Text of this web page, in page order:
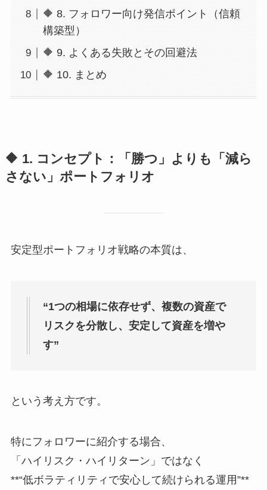
🔶 8. フォロワー向け発信ポイント（信頼
構築型）
🔶 9. よくある失敗とその回避法
🔶 10. まとめ
🔶 1. コンセプト：「勝つ」よりも「減ら
さない」ポートフォリオ
安定型ポートフォリオ戦略の本質は、
“1つの相場に依存せず、複数の資産で
リスクを分散し、安定して資産を増や
す”
という考え方です。
特にフォロワーに紹介する場合、
「ハイリスク・ハイリターン」ではなく
**“低ボラティリティで安心して続けられる運用”**